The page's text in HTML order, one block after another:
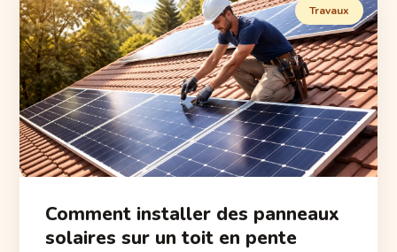
Travaux
Comment installer des panneaux
solaires sur un toit en pente